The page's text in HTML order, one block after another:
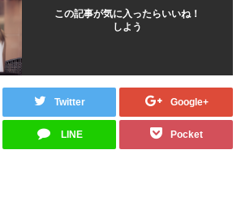
この記事が気に入ったらいいね！
しよう
Twitter Google+
LINE Pocket